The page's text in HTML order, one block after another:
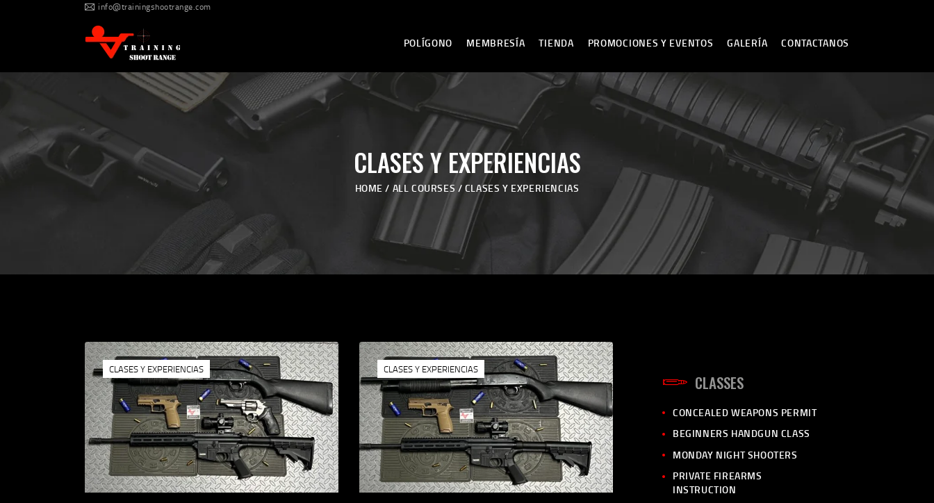
info@trainingshootrange.com
POLÍGONO MEMBRESÍA TIENDA PROMOCIONES Y EVENTOS GALERÍA CONTACTANOS
CLASES Y EXPERIENCIAS
HOME ALL COURSES CLASES Y EXPERIENCIAS
POLÍGONO
MEMBRESÍA
TIENDA
PROMOCIONES Y
CLASES Y EXPERIENCIAS CLASES Y EXPERIENCIAS
CLASSES
CONCEALED WEAPONS PERMIT
BEGINNERS HANDGUN CLASS
MONDAY NIGHT SHOOTERS
PRIVATE FIREARMS
INSTRUCTION